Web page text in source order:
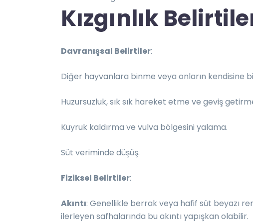
Kızgınlık
Davranışsal Belirtiler:
Diğer hayvanlara binme veya onların kendisine
Huzursuzluk, sık sık hareket etme ve geviş
Kuyruk kaldırma ve vulva bölgesini yalama.
Süt veriminde düşüş.
Fiziksel Belirtiler:
Akıntı: Genellikle berrak veya hafif süt beyazı
ilerleyen safhalarında bu akıntı yapışkan olabilir.